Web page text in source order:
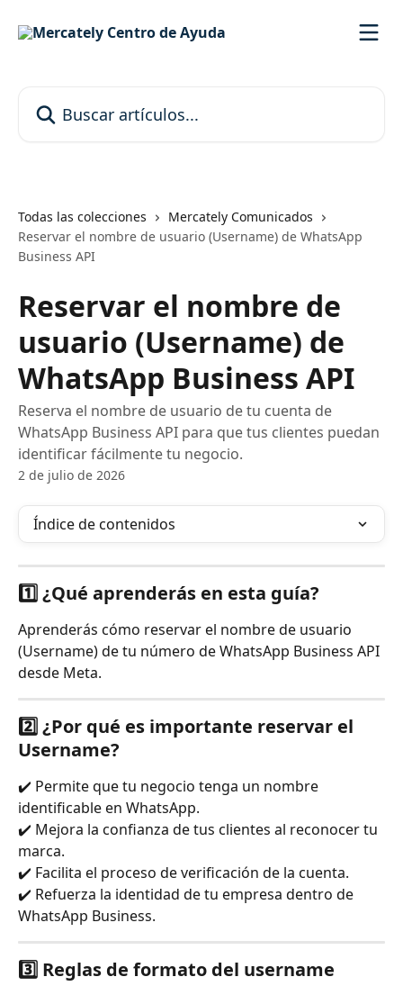
Todas las colecciones
Mercately Comunicados
Reservar el nombre de usuario (Username) de WhatsApp
Business API
Reservar el nombre de
usuario (Username) de
WhatsApp Business API
Reserva el nombre de usuario de tu cuenta de
WhatsApp Business API para que tus clientes puedan
identificar fácilmente tu negocio.
2 de julio de 2026
Índice de contenidos
1️⃣ ¿Qué aprenderás en esta guía?
Aprenderás cómo reservar el nombre de usuario
(Username) de tu número de WhatsApp Business API
desde Meta.
2️⃣ ¿Por qué es importante reservar el
Username?
✔️ Permite que tu negocio tenga un nombre
identificable en WhatsApp.
✔️ Mejora la confianza de tus clientes al reconocer tu
marca.
✔️ Facilita el proceso de verificación de la cuenta.
✔️ Refuerza la identidad de tu empresa dentro de
WhatsApp Business.
3️⃣ Reglas de formato del username